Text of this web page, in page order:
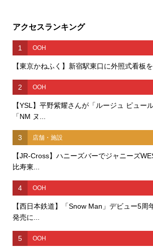
アクセスランキング
1 OOH
【東京かねふく】新宿駅東口に外照式看板
2 OOH
【YSL】平野紫耀さんが「ルージュ ピュー
「NM ヌ...
3 店舗・施設
【JR-Cross】ハニーズバーでジャニーズ
比寿東...
4 OOH
【西日本鉄道】「Snow Man」デビュー5周
発売に...
5 OOH